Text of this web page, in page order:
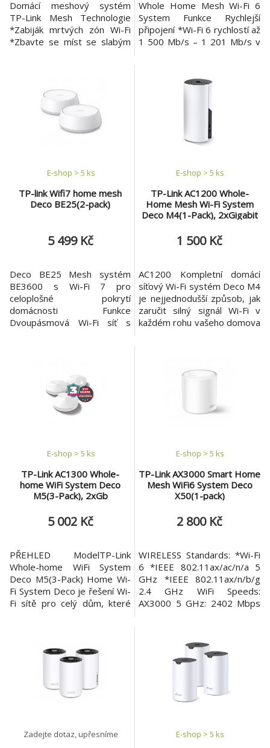
Domácí meshový systém
TP-Link Mesh Technologie
*Zabiják mrtvých zón Wi-Fi
*Zbavte se míst se slabým
bezproblémového roamingu,
adaptivního směrování a
automatického odstranění
problémů. *Již žádné hledání
Whole Home Mesh Wi-Fi 6
System Funkce Rychlejší
připojení *Wi-Fi 6 rychlostí až
1 500 Mb/s – 1 201 Mb/s v
zařízení: *Technologie
OFDMA a MU-MIMO
umožnily současný přenos do
více zařízení. Zvýšené
bezproblémové pokrytí:
TP-link Wifi7 home mesh
Deco BE25(2-pack)
E-shop > 5 ks
5 499 Kč
Deco BE25 Mesh systém
BE3600 s Wi-Fi 7 pro
celoplošné pokrytí
domácnosti Funkce
Dvoupásmová Wi-Fi síť s
Gb/s zajišťují maximální
flexibilitu a zvýšenou
propustnost. Kombinované
bezdrátové a kabelové
TP-Link AC1200 Whole-
Home Mesh Wi-Fi System
Deco M4(1-Pack), 2xGigabit
E-shop > 5 ks
1 500 Kč
AC1200 Kompletní domácí
síťový Wi-Fi systém Deco M4
je nejjednodušší způsob, jak
zaručit silný signál Wi-Fi v
každém rohu vašeho domova
volitelný ethernetový
backhaul spolupracují pro
čímž zajišťují ještě vyšší
TP-Link AC1300 Whole-
home WiFi System Deco
M5(3-Pack), 2xGb
E-shop > 5 ks
5 002 Kč
PŘEHLED ModelTP-Link
Whole-home WiFi System
Deco M5(3-Pack) Home Wi-
Fi System Deco je řešení Wi-
Fi sítě pro celý dům, které
signál pro každou místnost
díky tomu, že využije výkon
tří samostatných jednotek
AC1300 pro souvislé pokrytí
plochy až 420 m2. Nastavení
TP-Link AX3000 Smart Home
Mesh WiFi6 System Deco
X50(1-pack)
E-shop > 5 ks
2 800 Kč
WIRELESS Standards: *Wi-Fi
6 *IEEE 802.11ax/ac/n/a 5
GHz *IEEE 802.11ax/n/b/g
2.4 GHz WiFi Speeds:
AX3000 5 GHz: 2402 Mbps
Range: 4-6+ Bedroom
Houses (3-pack) TP-Link
Mesh Technology Optional
together to link Deco units to
provide seamless coverage
Zadejte dotaz, upřesníme E-shop > 5 ks